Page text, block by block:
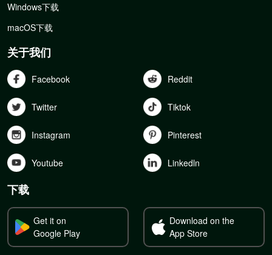
Windows下载
macOS下载
关于我们
Facebook Reddit
Twitter Tiktok
Instagram Pinterest
Youtube Linkedln
下载
Get it on
Google Play
Download on the
App Store